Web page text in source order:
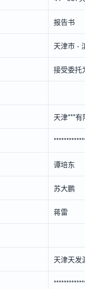
报告书
天津市 -
接受委托
天津***有
谭培东
苏大鹏
蒋雷
天津天发